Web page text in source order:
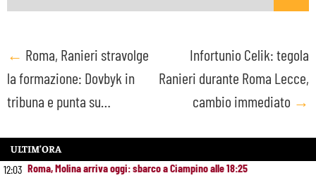
Post
navigation
← Roma, Ranieri stravolge
la formazione: Dovbyk in
tribuna e punta su…
Infortunio Celik: tegola
Ranieri durante Roma Lecce,
cambio immediato →
ULTIM’ORA
12:03 Roma, Molina arriva oggi: sbarco a Ciampino alle 18:25